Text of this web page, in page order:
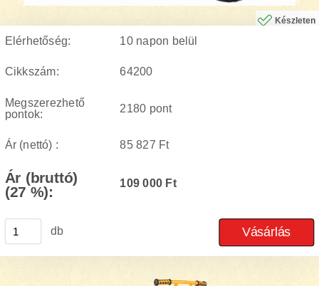
Készleten
Elérhetőség: 10 napon belül
Cikkszám: 64200
Megszerezhető
pontok:
2180 pont
Ár (nettó) : 85 827 Ft
Ár (bruttó)
(27 %):
109 000 Ft
db